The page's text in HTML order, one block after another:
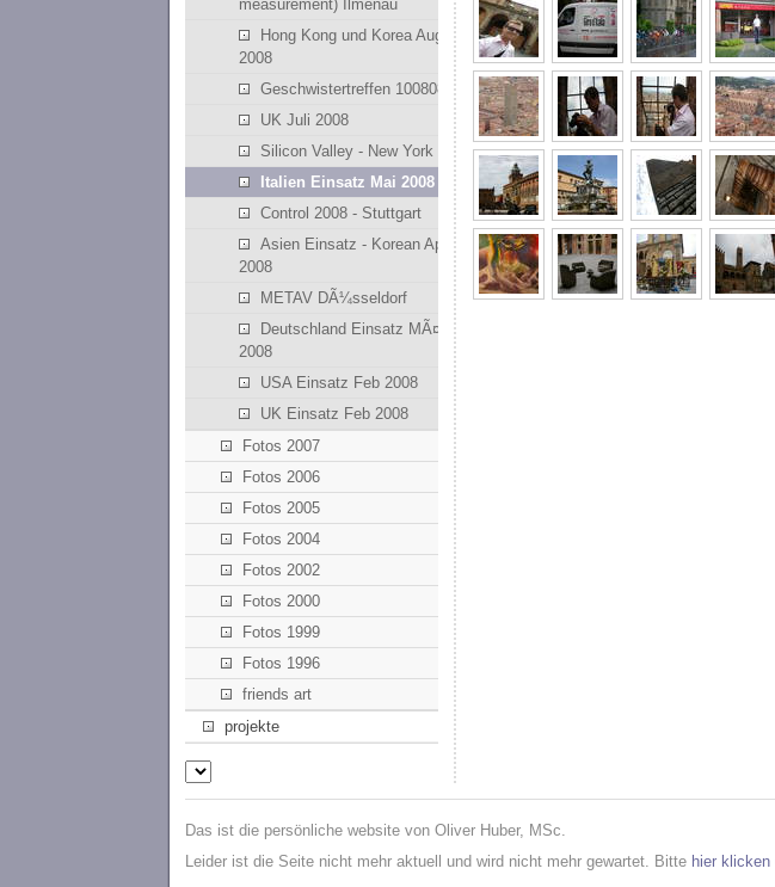
measurement) Ilmenau
Hong Kong und Korea August
2008
Geschwistertreffen 100808
UK Juli 2008
Silicon Valley - New York
Italien Einsatz Mai 2008
Control 2008 - Stuttgart
Asien Einsatz - Korean April
2008
METAV DÃ¼sseldorf
Deutschland Einsatz MÃ¤rz
2008
USA Einsatz Feb 2008
UK Einsatz Feb 2008
Fotos 2007
Fotos 2006
Fotos 2005
Fotos 2004
Fotos 2002
Fotos 2000
Fotos 1999
Fotos 1996
friends art
projekte
Das ist die persönliche website von Oliver Huber, MSc.
Leider ist die Seite nicht mehr aktuell und wird nicht mehr gewartet. Bitte hier klicken